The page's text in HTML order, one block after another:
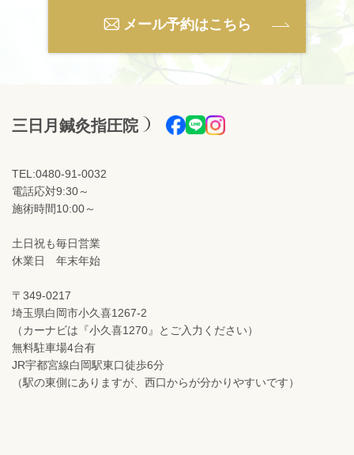
メール予約はこちら
三日月鍼灸指圧院
TEL:0480-91-0032
電話応対9:30～
施術時間10:00～
土日祝も毎日営業
休業日 年末年始
〒349-0217
埼玉県白岡市小久喜1267-2
（カーナビは『小久喜1270』とご入力ください）
無料駐車場4台有
JR宇都宮線白岡駅東口徒歩6分
（駅の東側にありますが、西口からが分かりやすいです）